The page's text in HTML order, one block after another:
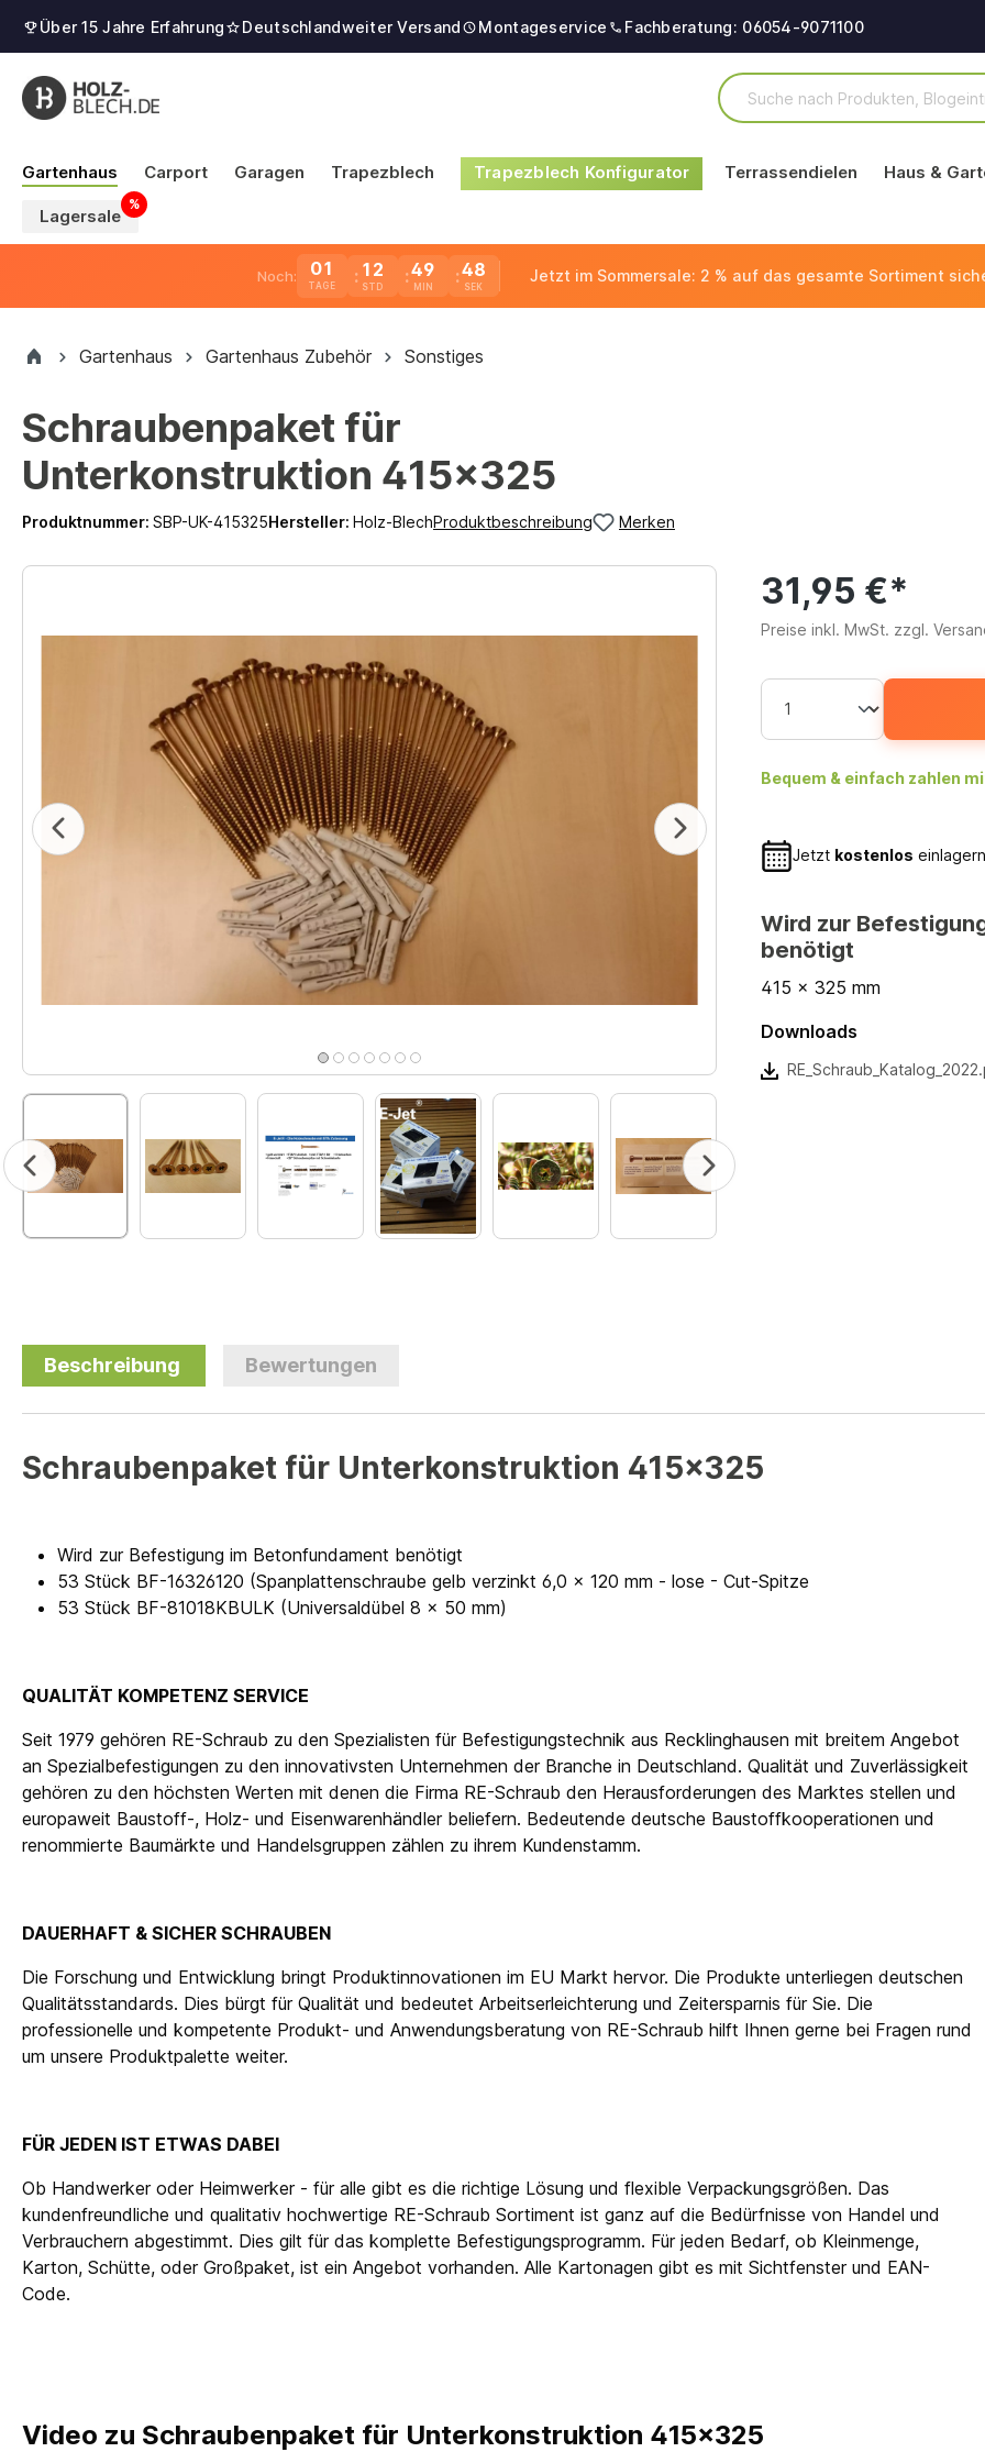
Über 15 Jahre Erfahrung Deutschlandweiter Versand Montageservice Fachberatung: 06054-9071100
Gartenhaus Carport Garagen Trapezblech Trapezblech Konfigurator Terrassendielen Haus &
Lagersale
Noch: 01
TAGE
12 49 48 Jetzt im Sommersale: 2 % auf das gesamte Sortiment
Gartenhaus Gartenhaus Zubehör Sonstiges
Schraubenpaket für
Unterkonstruktion 415x325
Produktnummer: SBP-UK-415325Hersteller: Holz-BlechProduktbeschreibung Merken
31,95 €*
Preise inkl. MwSt. zzgl.
Bequem & einfach zahlen
Jetzt kostenlos
415 x 325 mm
Wird zur
benötigt
Downloads
Beschreibung Bewertungen
Schraubenpaket für Unterkonstruktion 415x325
Wird zur Befestigung im Betonfundament benötigt
53 Stück BF-16326120 (Spanplattenschraube gelb verzinkt 6,0 x 120 mm - lose - Cut-Spitze
53 Stück BF-81018KBULK (Universaldübel 8 x 50 mm)
QUALITÄT KOMPETENZ SERVICE
Seit 1979 gehören RE-Schraub zu den Spezialisten für Befestigungstechnik aus Recklinghausen mit breitem Angebot
an Spezialbefestigungen zu den innovativsten Unternehmen der Branche in Deutschland. Qualität und Zuverläs­sigkeit
gehören zu den höchsten Werten mit denen die Firma RE-Schraub den Herausforderungen des Marktes stellen und
europaweit Baustoff-, Holz- und Eisenwarenhändler beliefern. Bedeutende deutsche Baustoffkooperationen und
renommierte Baumärkte und Handelsgruppen zählen zu ihrem Kundenstamm.
DAUERHAFT & SICHER SCHRAUBEN
Die Forschung und Entwicklung bringt Produktinnovationen im EU Markt hervor. Die Produkte unterliegen deutschen
Qualitätsstandards. Dies bürgt für Qualität und bedeutet Arbeitserleichterung und Zeitersparnis für Sie. Die
professionelle und kompetente Produkt- und Anwendungsberatung von RE-Schraub hilft Ihnen gerne bei Fragen rund
um unsere Produktpalette weiter.
FÜR JEDEN IST ETWAS DABEI
Ob Handwerker oder Heimwerker - für alle gibt es die richtige Lösung und flexible Verpackungsgrößen. Das
kundenfreundliche und qualitativ hochwertige RE-Schraub Sortiment ist ganz auf die Bedürfnisse von Handel und
Verbrauchern abgestimmt. Dies gilt für das komplette Befestigungsprogramm. Für jeden Bedarf, ob Kleinmenge,
Karton, Schütte, oder Großpaket, ist ein Angebot vorhanden. Alle Kartonagen gibt es mit Sichtfenster und EAN-
Code.
Video zu Schraubenpaket für Unterkonstruktion 415x325